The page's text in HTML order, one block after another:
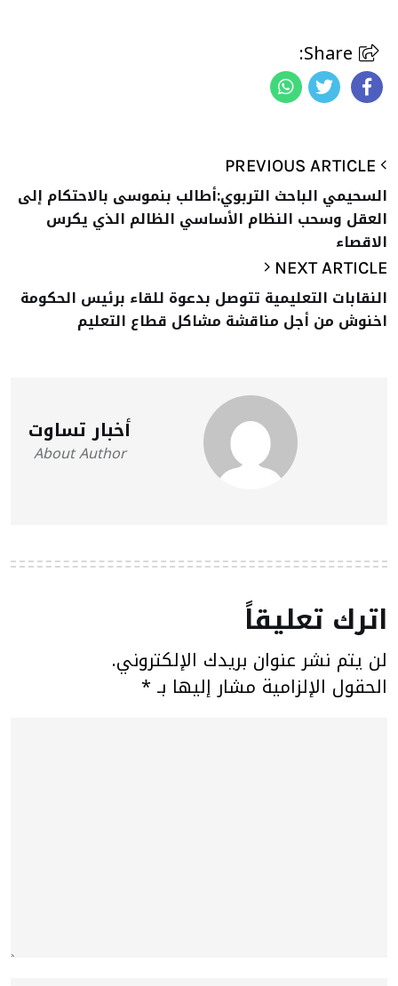
السحيمي الباحث التربوي:أطالب بنموسى بالاحتكام إلى
العقل وسحب النظام الأساسي الظالم الذي يكرس
الاقصاء
NEXT ARTICLE
النقابات التعليمية تتوصل بدعوة للقاء برئيس الحكومة
اخنوش من أجل مناقشة مشاكل قطاع التعليم
أخبار تساوت
About Author
اترك تعليقاً
لن يتم نشر عنوان بريدك الإلكتروني.
الحقول الإلزامية مشار إليها بـ *